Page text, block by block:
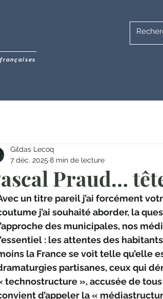
Praud…
Gildas Lecoq
7 déc. 2025 8 min de lecture
un titre pareil j’ai forcément
j’ai souhaité aborder, la
des municipales, nos
: les attentes des
la France se voit telle qu’elle
partisanes, ceux qui
technostructure », accusée de
d’appeler la «